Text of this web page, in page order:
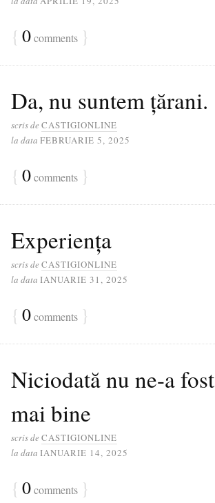
{ 0comments }
Da, nu suntem țărani.
scris de CASTIGIONLINE
la data FEBRUARIE 5, 2025
{ 0comments }
Experiența
scris de CASTIGIONLINE
la data IANUARIE 31, 2025
{ 0comments }
Niciodată nu ne-a fost
mai bine
scris de CASTIGIONLINE
la data IANUARIE 14, 2025
{ 0comments }